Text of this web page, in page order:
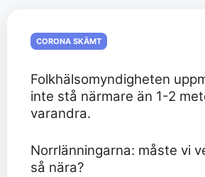
CORONA SKÄMT
Folkhälsomyndigheten
inte stå närmare än 1-2
varandra.
Norrlänningarna: måste vi
så nära?